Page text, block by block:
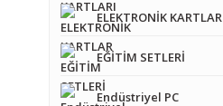
ELEKTRONİK KARTLAR
EĞİTİM SETLERİ
Endüstriyel PC